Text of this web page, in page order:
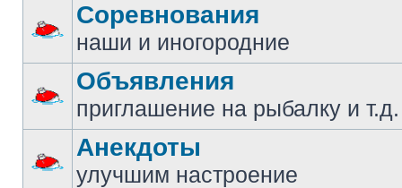
Соревнования
наши и иногородние
Объявления
приглашение на рыбалку и т.д.
Анекдоты
улучшим настроение